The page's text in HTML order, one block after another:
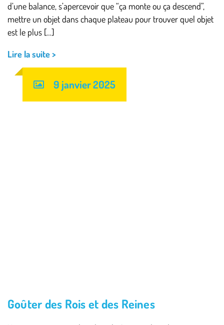
d’une balance, s’apercevoir que “ça monte ou ça descend”,
mettre un objet dans chaque plateau pour trouver quel objet
est le plus […]
Lire la suite >
9 janvier 2025
Goûter des Rois et des Reines